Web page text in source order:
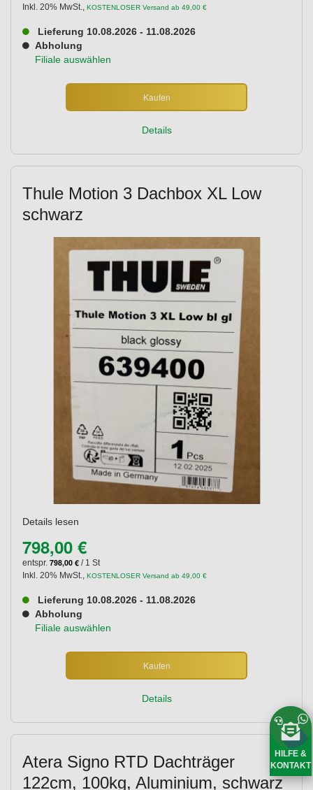
Inkl. 20% MwSt., KOSTENLOSER Versand ab 49,00 €
Lieferung 10.08.2026 - 11.08.2026
Abholung
Filiale auswählen
Kaufen
Details
Thule Motion 3 Dachbox XL Low
schwarz
Details lesen
798,00 €
entspr. 798,00 € / 1 St
Inkl. 20% MwSt., KOSTENLOSER Versand ab 49,00 €
Lieferung 10.08.2026 - 11.08.2026
Abholung
Filiale auswählen
Kaufen
Details
Atera Signo RTD Dachträger
122cm, 100kg, Aluminium, schwarz
HILFE &
KONTAKT